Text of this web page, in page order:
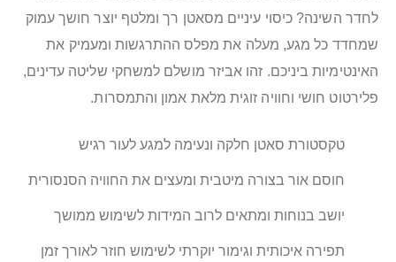
לחדר השינה? כיסוי עיניים מסאטן רך ומלטף יוצר חושך עמוק
שמחדד כל מגע, מעלה את מפלס ההתרגשות ומעמיק את
האינטימיות ביניכם. זהו אביזר מושלם למשחקי שליטה עדינים,
פלירטוט חושי וחוויה זוגית מלאת אמון והתמסרות.
טקסטורת סאטן חלקה ונעימה למגע לעור רגיש
חוסם אור בצורה מיטבית ומעצים את החוויה הסנסורית
יושב בנוחות ומתאים לרוב המידות לשימוש ממושך
תפירה איכותית וגימור יוקרתי לשימוש חוזר לאורך זמן